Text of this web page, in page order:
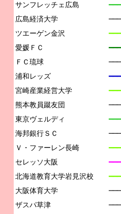
サンフレッチェ広島
広島経済大学
ツエーゲン金沢
愛媛ＦＣ
ＦＣ琉球
浦和レッズ
宮崎産業経営大学
熊本教員蹴友団
東京ヴェルディ
海邦銀行ＳＣ
Ｖ・ファーレン長崎
セレッソ大阪
北海道教育大学岩見沢校
大阪体育大学
ザスパ草津